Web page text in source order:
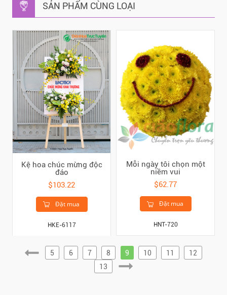
SẢN PHẨM CÙNG LOẠI
Kệ hoa chúc mừng độc
đáo
$103.22
Đặt mua
HKE-6117
Mỗi ngày tôi chọn một
niềm vui
$62.77
Đặt mua
HNT-720
5 6 7 8 9 10 11
12
13